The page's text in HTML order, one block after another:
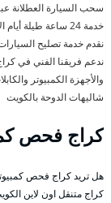
سحب السيارة العطلانة
خدمة 24 ساعة طيلة أيام الأسبوع ونعمل في أيام العطل وأوقات الحظر أيضا.
نقدم خدمة تصليح
ندعم فريقنا الفني في
والأجهزة الكمبيوتر
شاليهات الدوحة بالكويت
كراج فحص
هل تريد كراج فحص
كراج متنقل اون لاين